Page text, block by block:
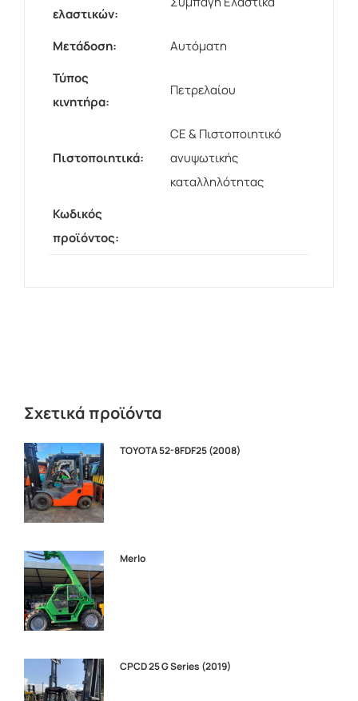
ελαστικών:
Μετάδοση:
Αυτόματη
Τύπος
κινητήρα:
Πετρελαίου
Πιστοποιητικά:
CE & Πιστοποιητικό
ανυψωτικής
καταλληλότητας
Κωδικός
προϊόντος:
Σχετικά προϊόντα
TOYOTA 52-8FDF25 (2008)
Merlo
CPCD 25 G Series (2019)